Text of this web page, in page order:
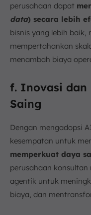
perusahaan dapat
data) secara lebih
bisnis yang lebih
mempertahankan
menambah biaya
f. Inovasi dan
Saing
Dengan mengadopsi
kesempatan untuk
memperkuat daya
perusahaan
agentik untuk
biaya, dan